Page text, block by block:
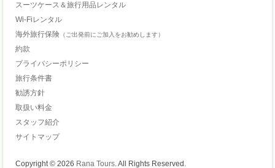
スーツケース＆旅行用品レンタル
Wi-Fiレンタル
海外旅行保険 （ご出発前にご加入をお勧めします）
約款
プライバシーポリシー
旅行条件書
勧誘方針
取扱い料金
スタッフ紹介
サイトマップ
Copyright © 2026 Rana Tours. All Rights Reserved.